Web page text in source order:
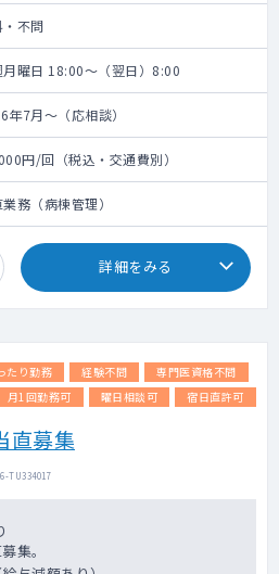
・不問
月曜日 18:00～（翌日）8:00
年7月～（応相談）
円/回（税込・交通費別）
務（病棟管理）
詳細をみる
たり勤務 経験不問
専門医資格不問
月1回勤務可 曜日相談可 宿日直許可
直募集
TU334017
集。